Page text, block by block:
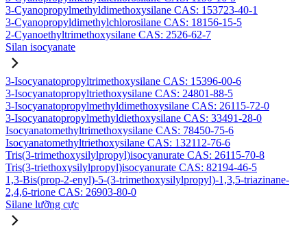
3-Cyanopropylmethyldimethoxysilane CAS: 153723-40-1
3-Cyanopropyldimethylchlorosilane CAS: 18156-15-5
2-Cyanoethyltrimethoxysilane CAS: 2526-62-7
Silan isocyanate
3-Isocyanatopropyltrimethoxysilane CAS: 15396-00-6
3-Isocyanatopropyltriethoxysilane CAS: 24801-88-5
3-Isocyanatopropylmethyldimethoxysilane CAS: 26115-72-0
3-Isocyanatopropylmethyldiethoxysilane CAS: 33491-28-0
Isocyanatomethyltrimethoxysilane CAS: 78450-75-6
Isocyanatomethyltriethoxysilane CAS: 132112-76-6
Tris(3-trimethoxysilylpropyl)isocyanurate CAS: 26115-70-8
Tris(3-triethoxysilylpropyl)isocyanurate CAS: 82194-46-5
1,3-Bis(prop-2-enyl)-5-(3-trimethoxysilylpropyl)-1,3,5-triazinane-
2,4,6-trione CAS: 26903-80-0
Silane lưỡng cực